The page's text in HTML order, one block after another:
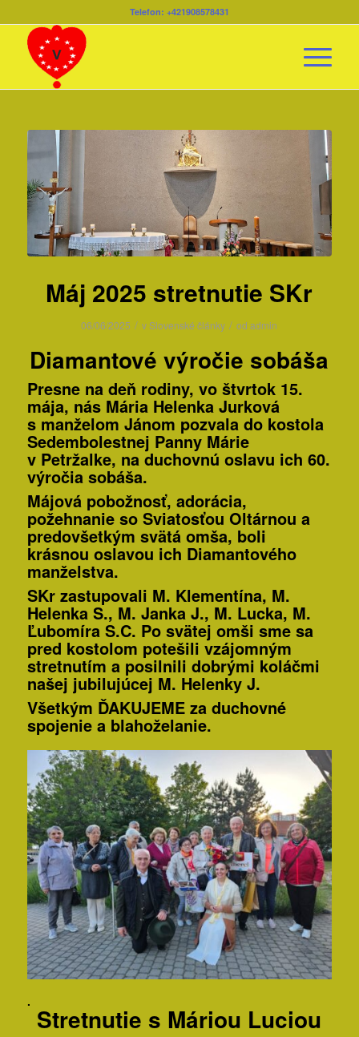
Telefon: +421908578431
Máj 2025 stretnutie SKr
06/06/2025 / vSlovenské články / odadmin
Diamantové výročie sobáša
Presne na deň rodiny, vo štvrtok 15.
mája, nás Mária Helenka Jurková
s manželom Jánom pozvala do kostola
Sedembolestnej Panny Márie
v Petržalke, na duchovnú oslavu ich 60.
výročia sobáša.
Májová pobožnosť, adorácia,
požehnanie so Sviatosťou Oltárnou a
predovšetkým svätá omša, boli
krásnou oslavou ich Diamantového
manželstva.
SKr zastupovali M. Klementína, M.
Helenka S., M. Janka J., M. Lucka, M.
Ľubomíra S.C. Po svätej omši sme sa
pred kostolom potešili vzájomným
stretnutím a posilnili dobrými koláčmi
našej jubilujúcej M. Helenky J.
Všetkým ĎAKUJEME za duchovné
spojenie a blahoželanie.
.
Stretnutie s Máriou Luciou